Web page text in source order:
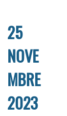
25
NOVE
MBRE
2023